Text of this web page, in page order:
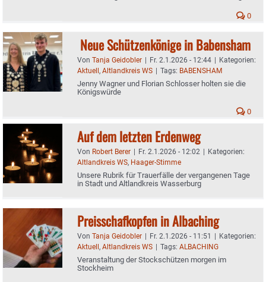
0
Neue Schützenkönige in Babensham
Von Tanja Geidobler | Fr. 2.1.2026 - 12:44 | Kategorien:
Aktuell, Altlandkreis WS | Tags: BABENSHAM
Jenny Wagner und Florian Schlosser holten sie die
Königswürde
0
Auf dem letzten Erdenweg
Von Robert Berer | Fr. 2.1.2026 - 12:02 | Kategorien:
Altlandkreis WS, Haager-Stimme
Unsere Rubrik für Trauerfälle der vergangenen Tage
in Stadt und Altlandkreis Wasserburg
Preisschafkopfen in Albaching
Von Tanja Geidobler | Fr. 2.1.2026 - 11:51 | Kategorien:
Aktuell, Altlandkreis WS | Tags: ALBACHING
Veranstaltung der Stockschützen morgen im
Stockheim